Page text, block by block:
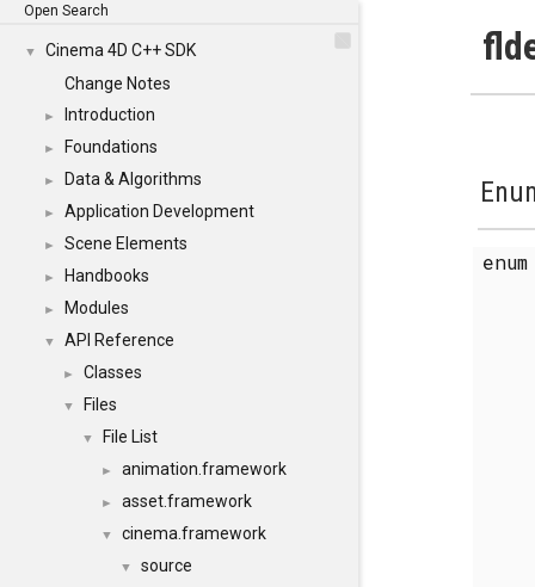
Open Search
▼
Cinema 4D C++ SDK
Change Notes
► Introduction
► Foundations
► Data & Algorithms
► Application Development
► Scene Elements
► Handbooks
► Modules
▼ API Reference
► Classes
▼ Files
▼ File List
► animation.framework
► asset.framework
▼ cinema.framework
▼ source